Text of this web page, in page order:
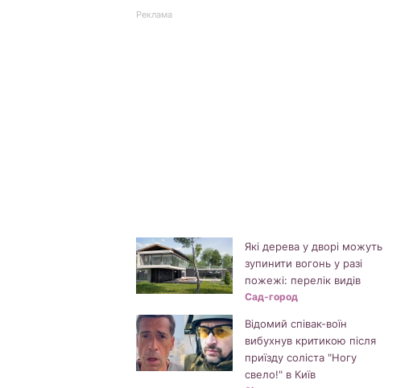
Реклама
Які дерева у дворі можуть
зупинити вогонь у разі
пожежі: перелік видів
Сад-город
Відомий співак-воїн
вибухнув критикою після
приїзду соліста "Ногу
свело!" в Київ